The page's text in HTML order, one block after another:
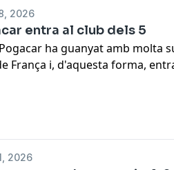
2026
entra al club dels 5
ha guanyat amb molta
França i, d'aquesta forma,
Merckx, Hinault i Indurain.
per seguir guanyant, ja
amb només 27 anys, la
va aconseguir la seva
el més destacat del
2026